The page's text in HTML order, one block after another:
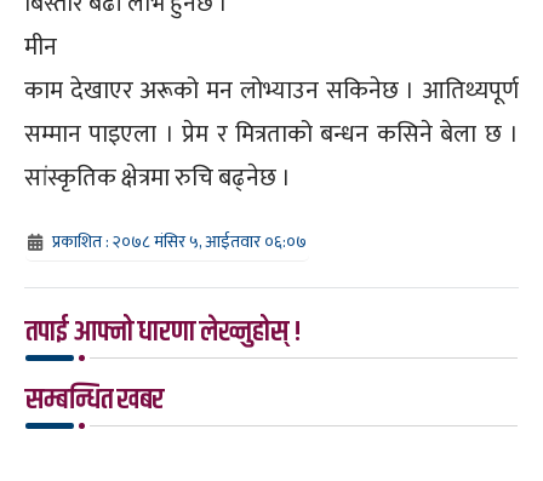
मीन
काम देखाएर अरूको मन लोभ्याउन सकिनेछ । आतिथ्यपूर्ण
सम्मान पाइएला । प्रेम र मित्रताको बन्धन कसिने बेला छ ।
सांस्कृतिक क्षेत्रमा रुचि बढ्नेछ ।
प्रकाशित : २०७८ मंसिर ५, आईतवार ०६:०७
तपाई आफ्नो धारणा लेख्नुहोस् !
सम्बन्धित खबर